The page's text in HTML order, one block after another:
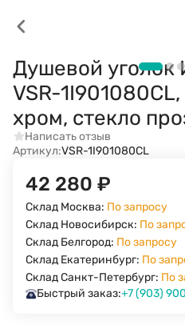
Душевой уголок
VSR-
хром, стекло
Написать отзыв
Артикул:VSR-1I901080CL
42 280 ₽
Склад Москва: По запросу
Склад Новосибирск: По
Склад Белгород: По запросу
Склад Екатеринбург: По
Склад Санкт-Петербург: По
Быстрый заказ:+7 (903)